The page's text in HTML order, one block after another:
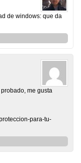
de windows: que da
me gusta
para-tu-